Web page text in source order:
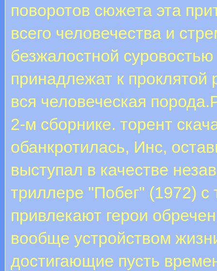
поворотов сюжета эта
всего человечества и
безжалостной
принадлежат к проклятой
вся человеческая
2-м сборнике. торент
обанкротилась, Инс,
выступал в качестве
триллере "Побег" (1972)
привлекают герои
вообще устройством
достигающие пусть